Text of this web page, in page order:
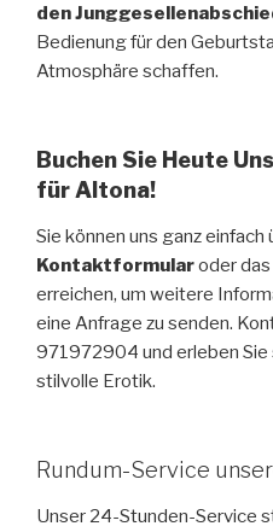
den
Bedienung für den
Atmosphäre schaffen.
Buchen Sie Heute
für Altona!
Sie können uns ganz einfach
Kontaktformularoder das
erreichen, um weitere
eine Anfrage zu senden.
971972904 und erleben Sie
stilvolle Erotik.
Rundum-Service
Unser 24-Stunden-Service